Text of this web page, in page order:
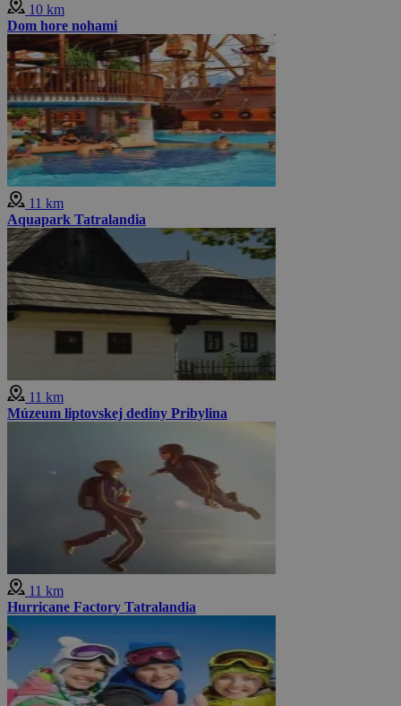
10 km
Dom hore nohami
11 km
Aquapark Tatralandia
11 km
Múzeum liptovskej dediny Pribylina
11 km
Hurricane Factory Tatralandia